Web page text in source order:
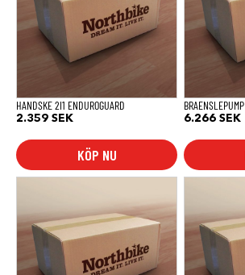
HANDSKE 2I1 ENDUROGUARD
2.359 SEK
KÖP NU
BRAENSLEPUMP
6.266 SEK